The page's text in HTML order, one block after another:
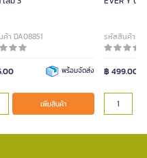
า DA08851
พร้อมจัดส่ง
เพิ่มสินค้า
รหัสสินค้า
฿ 499.00